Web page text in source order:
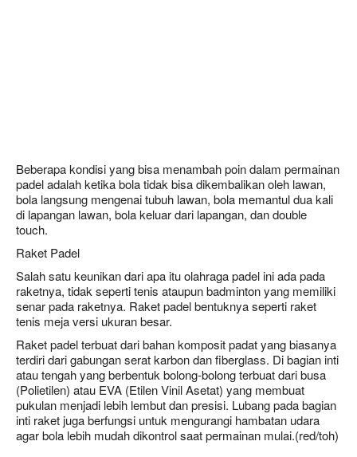
Beberapa kondisi yang bisa menambah poin dalam permainan
padel adalah ketika bola tidak bisa dikembalikan oleh lawan,
bola langsung mengenai tubuh lawan, bola memantul dua kali
di lapangan lawan, bola keluar dari lapangan, dan double
touch.
Raket Padel
Salah satu keunikan dari apa itu olahraga padel ini ada pada
raketnya, tidak seperti tenis ataupun badminton yang memiliki
senar pada raketnya. Raket padel bentuknya seperti raket
tenis meja versi ukuran besar.
Raket padel terbuat dari bahan komposit padat yang biasanya
terdiri dari gabungan serat karbon dan fiberglass. Di bagian inti
atau tengah yang berbentuk bolong-bolong terbuat dari busa
(Polietilen) atau EVA (Etilen Vinil Asetat) yang membuat
pukulan menjadi lebih lembut dan presisi. Lubang pada bagian
inti raket juga berfungsi untuk mengurangi hambatan udara
agar bola lebih mudah dikontrol saat permainan mulai.(red/toh)